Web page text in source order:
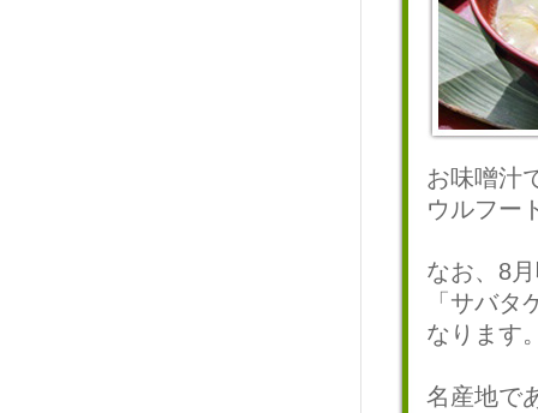
お味噌汁
ウルフー
なお、8
「サバ
なります
名産地で